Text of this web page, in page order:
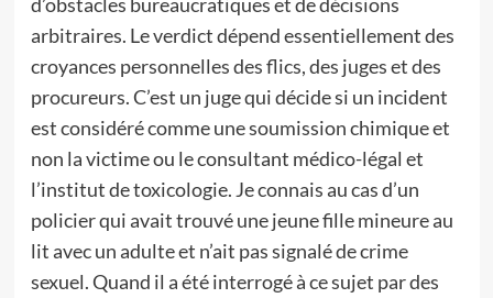
arbitraires. Le verdict dépend essentiellement des
croyances personnelles des flics, des juges et des
procureurs. C’est un juge qui décide si un incident
est considéré comme une soumission chimique et
non la victime ou le consultant médico-légal et
l’institut de toxicologie. Je connais au cas d’un
policier qui avait trouvé une jeune fille mineure au
lit avec un adulte et n’ait pas signalé de crime
sexuel. Quand il a été interrogé à ce sujet par des